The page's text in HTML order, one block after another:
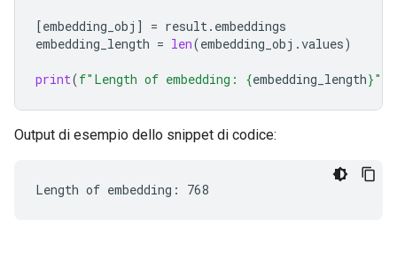
[embedding_obj ] = result. embeddings
embedding_length = len(embedding_obj .values)
print(f"Length of embedding: {embedding_length}"
Output di esempio dello snippet di codice: